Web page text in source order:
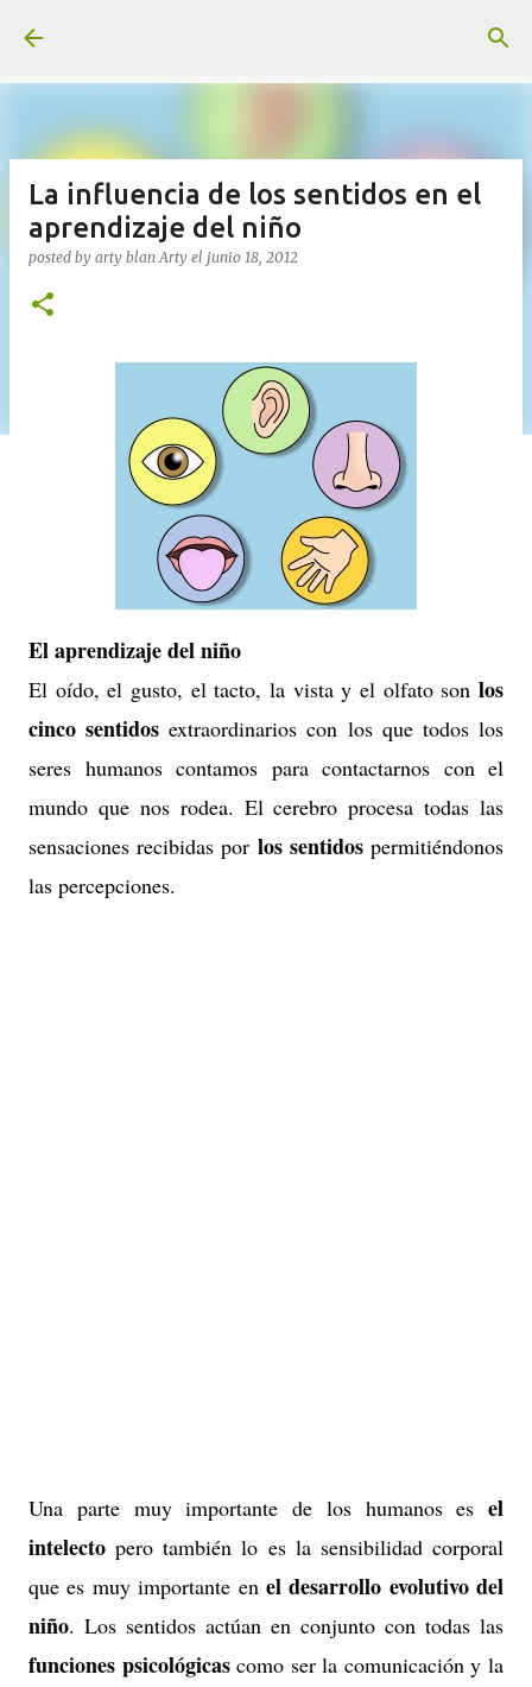
La influencia de los sentidos en el
aprendizaje del niño
posted by arty blanArty el junio 18, 2012
El aprendizaje del niño
El oído, el gusto, el tacto, la vista y el olfato son los
cinco sentidos extraordinarios con los que todos los
seres humanos contamos para contactarnos con el
mundo que nos rodea. El cerebro procesa todas las
sensaciones recibidas por los sentidospermitiéndonos
las percepciones.
Una parte muy importante de los humanos es el
intelecto pero también lo es la sensibilidad corporal
que es muy importante en el desarrollo evolutivo del
niño. Los sentidos actúan en conjunto con todas las
funciones psicológicascomo ser la comunicación y la